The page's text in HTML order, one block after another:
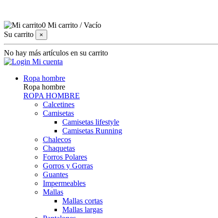
0 Mi carrito /Vacío
Su carrito
×
No hay más artículos en su carrito
Mi cuenta
Ropa hombre
Ropa hombre
ROPA HOMBRE
Calcetines
Camisetas
Camisetas lifestyle
Camisetas Running
Chalecos
Chaquetas
Forros Polares
Gorros y Gorras
Guantes
Impermeables
Mallas
Mallas cortas
Mallas largas